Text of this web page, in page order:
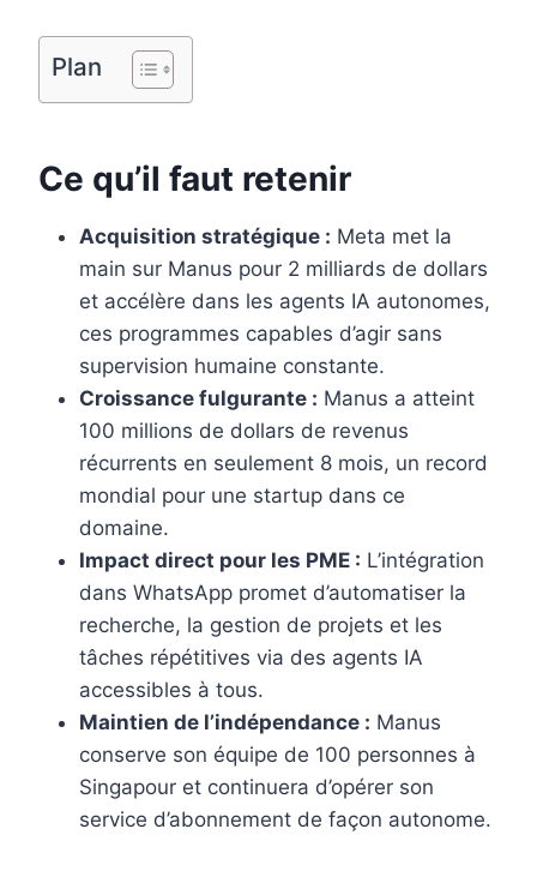
Plan
Ce qu’il faut retenir
Acquisition stratégique : Meta met la
main sur Manus pour 2 milliards de dollars
et accélère dans les agents IA autonomes,
ces programmes capables d’agir sans
supervision humaine constante.
Croissance fulgurante : Manus a atteint
100 millions de dollars de revenus
récurrents en seulement 8 mois, un record
mondial pour une startup dans ce
domaine.
Impact direct pour les PME : L’intégration
dans WhatsApp promet d’automatiser la
recherche, la gestion de projets et les
tâches répétitives via des agents IA
accessibles à tous.
Maintien de l’indépendance : Manus
conserve son équipe de 100 personnes à
Singapour et continuera d’opérer son
service d’abonnement de façon autonome.